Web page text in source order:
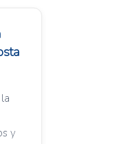
y